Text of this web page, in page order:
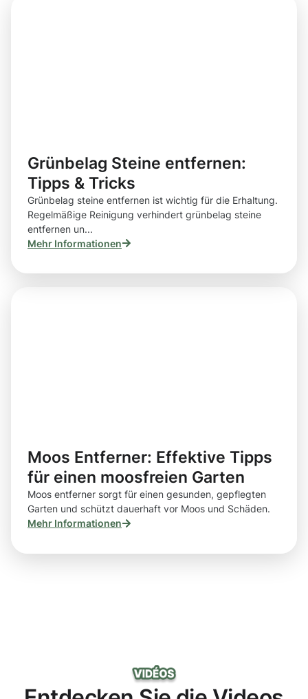
Grünbelag Steine entfernen:
Tipps & Tricks
Grünbelag steine entfernen ist wichtig für die Erhaltung.
Regelmäßige Reinigung verhindert grünbelag steine
entfernen un...
Mehr Informationen
Moos Entferner: Effektive Tipps
für einen moosfreien Garten
Moos entferner sorgt für einen gesunden, gepflegten
Garten und schützt dauerhaft vor Moos und Schäden.
Mehr Informationen